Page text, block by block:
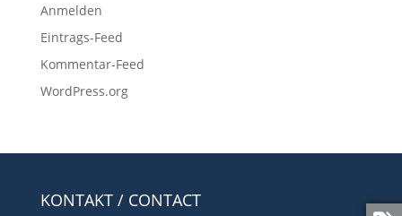
Anmelden
Eintrags-Feed
Kommentar-Feed
WordPress.org
KONTAKT / CONTACT